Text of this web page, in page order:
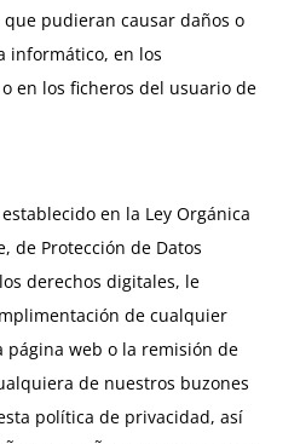
pudieran causar daños o
informático, en los
en los ficheros del usuario de
en la Ley Orgánica
de Protección de Datos
derechos digitales, le
de cualquier
web o la remisión de
de nuestros buzones
política de privacidad, así